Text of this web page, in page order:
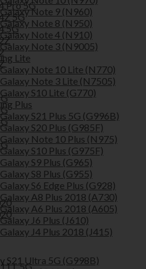
Galaxy Note 9 (N960)
Galaxy Note 8 (N950)
Galaxy Note 4 (N910)
Galaxy Note 3 (N9005)
Lite
Galaxy Note 10 Lite (N770)
Galaxy Note 3 Lite (N7505)
Galaxy S10 Lite (G770)
Plus
Galaxy S21 Plus 5G (G996B)
Galaxy S20 Plus (G985F)
Galaxy Note 10 Plus (N975)
Galaxy S10 Plus (G975F)
Galaxy S9 Plus (G965)
Galaxy S8 Plus (G955)
Galaxy S6 Edge Plus (G928)
Galaxy A8 Plus 2018 (A730)
Galaxy A6 Plus 2018 (A605)
Galaxy J6 Plus (J610)
Galaxy J4 Plus 2018 (J415)
11T 5G
Pro 5G
5G
5G
S21 Ultra 5G (G998B)